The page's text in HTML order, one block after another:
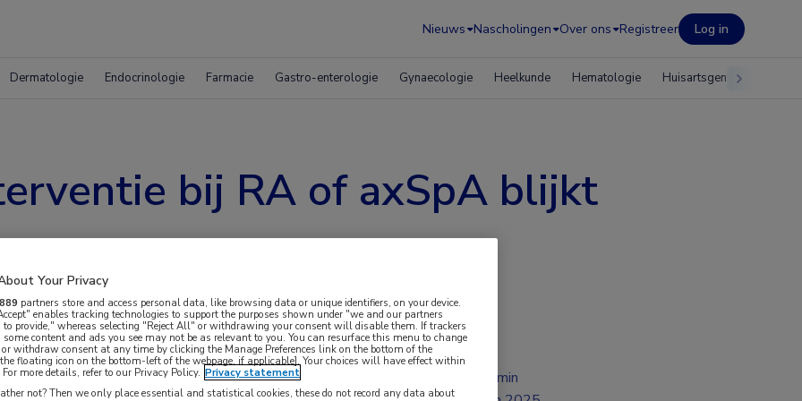
Nieuws Nascholingen Over ons Registreer Log in
Dermatologie Endocrinologie Farmacie Gastro-enterologie Gynaecologie Heelkunde Hematologie Huisartsgeneeskunde
bij RA of axSpA blijkt
fysiotherapeut leidde bij mensen met RA
2 min
Your Privacy
889 partners store and access personal data, like browsing data or unique identifiers, on your device.
enables tracking technologies to support the purposes shown under "we and our partners
to provide," whereas selecting "Reject All" or withdrawing your consent will disable them. If trackers
some content and ads you see may not be as relevant to you. You can resurface this menu to change
or withdraw consent at any time by clicking the Manage Preferences link on the bottom of the
floating icon on the bottom-left of the webpage, if applicable]. Your choices will have effect within
more details, refer to our Privacy Policy. Privacy statement
not? Then we only place essential and statistical cookies, these do not record any data about